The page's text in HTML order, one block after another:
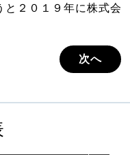
２０１９年に株式会
次へ